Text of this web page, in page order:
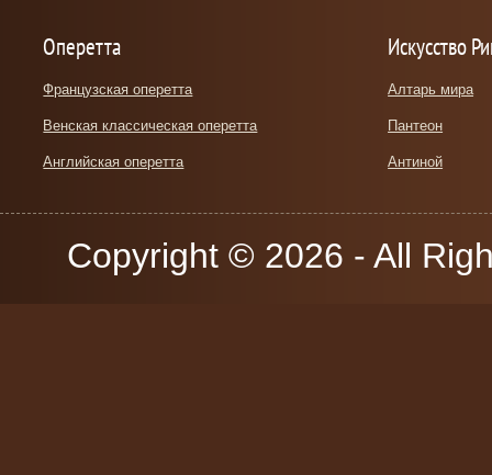
Оперетта
Французская оперетта
Венская классическая оперетта
Английская оперетта
Искусство
Алтарь мира
Пантеон
Антиной
Copyright © 2026 - All